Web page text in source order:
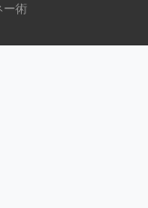
ー術